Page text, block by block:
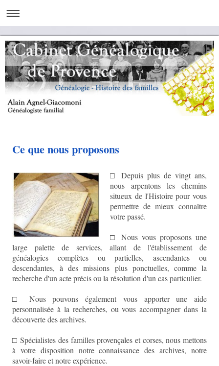
Ce que nous proposons
□ Depuis plus de vingt ans,
nous arpentons les chemins
situeux de l'Histoire pour vous
permettre de mieux connaître
votre passé.
□ Nous vous proposons une
large palette de services, allant de l'établissement de
généalogies complètes ou partielles, ascendantes ou
descendantes, à des missions plus ponctuelles, comme la
recherche d'un acte précis ou la résolution d'un cas particulier.
□ Nous pouvons également vous apporter une aide
personnalisée à la recherches, ou vous accompagner dans la
découverte des archives.
□ Spécialistes des familles provençales et corses, nous mettons
à votre disposition notre connaissance des archives, notre
savoir-faire et notre expérience.